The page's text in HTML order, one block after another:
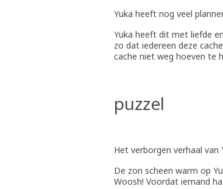
Yuka heeft nog veel
Yuka heeft dit met liefde
zo dat iedereen deze
cache niet weg hoeven te
puzzel
Het verborgen verhaal van
De zon scheen warm op
Woosh! Voordat iemand